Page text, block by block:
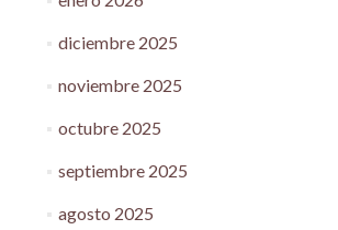
diciembre 2025
noviembre 2025
octubre 2025
septiembre 2025
agosto 2025